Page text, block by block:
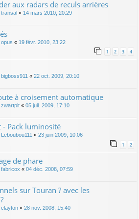
aux radars de reculs arrières
transal « 14 mars 2010, 20:29
opus « 19 févr. 2010, 23:22
1 2 3 4
bigboss911 « 22 oct. 2009, 20:10
à croisement automatique
zwartpit « 05 juil. 2009, 17:10
- Pack luminosité
Leboubou111 « 23 juin 2009, 10:06
1 2
de phare
fabricox « 04 déc. 2008, 07:59
sur Touran ? avec les
clayton « 28 nov. 2008, 15:40